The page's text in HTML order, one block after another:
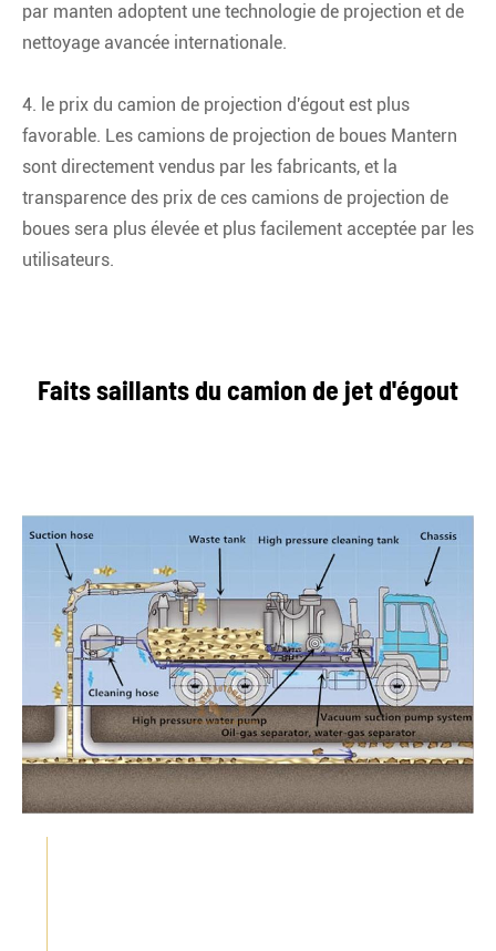
par manten adoptent une technologie de projection et de
nettoyage avancée internationale.
4. le prix du camion de projection d'égout est plus
favorable. Les camions de projection de boues Mantern
sont directement vendus par les fabricants, et la
transparence des prix de ces camions de projection de
boues sera plus élevée et plus facilement acceptée par les
utilisateurs.
Faits saillants du camion de jet d'égout